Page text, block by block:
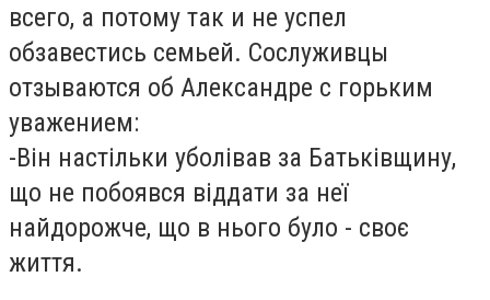
всего, а потому так и не успел
обзавестись семьей. Сослуживцы
отзываются об Александре с горьким
уважением:
-Він настільки уболівав за Батьківщину,
що не побоявся віддати за неї
найдорожче, що в нього було - своє
життя.